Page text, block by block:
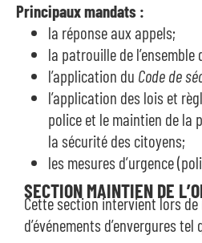
Principaux mandats :
la réponse aux appels;
la patrouille de
l’application du Code de
l’application des lois et
police et le maintien de la
la sécurité des citoyens;
les mesures d’urgence
SECTION MAINTIEN DE
Cette section intervient lors
d’événements d’envergures